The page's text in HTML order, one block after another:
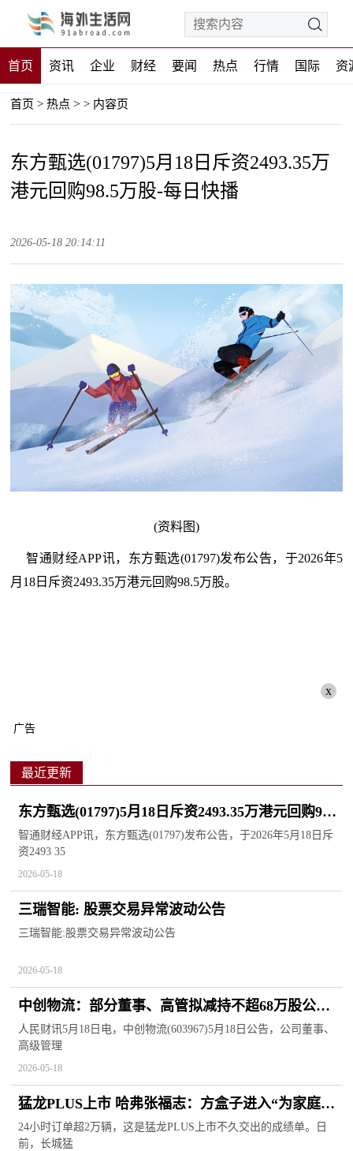
首页 资讯 企业 财经 要闻 热点 行情 国际 资
首页 > 热点 > > 内容页
东方甄选(01797)5月18日斥资2493.35万
港元回购98.5万股-每日快播
2026-05-18 20:14:11
(资料图)
智通财经APP讯，东方甄选(01797)发布公告，于2026年5
月18日斥资2493.35万港元回购98.5万股。
x
广告
最近更新
东方甄选(01797)5月18日斥资2493.35万港元回购98.5
万股-每日快播
智通财经APP讯，东方甄选(01797)发布公告，于2026年5月18日斥
资2493 35
2026-05-18
三瑞智能: 股票交易异常波动公告
三瑞智能:股票交易异常波动公告
2026-05-18
中创物流：部分董事、高管拟减持不超68万股公司
股份|今日看点
人民财讯5月18日电，中创物流(603967)5月18日公告，公司董事、
高级管理
2026-05-18
猛龙PLUS上市 哈弗张福志：方盒子进入“为家庭深
度定制”2.0时代
24小时订单超2万辆，这是猛龙PLUS上市不久交出的成绩单。日
前，长城猛